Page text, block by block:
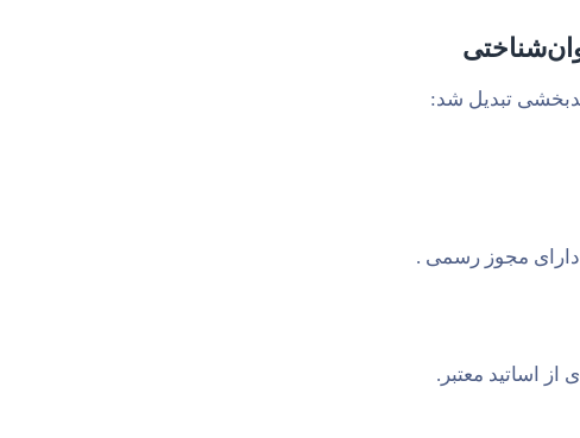
تبدیل شد:
مجوز رسمی .
اساتید معتبر.